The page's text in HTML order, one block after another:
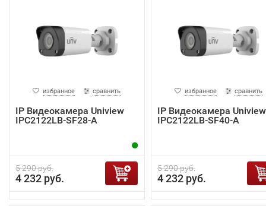
избранное сравнить
IP Видеокамера Uniview
IPC2122LB-SF28-A
5 290 руб.
4 232 руб.
избранное сравнить
IP Видеокамера Uniview
IPC2122LB-SF40-A
5 290 руб.
4 232 руб.